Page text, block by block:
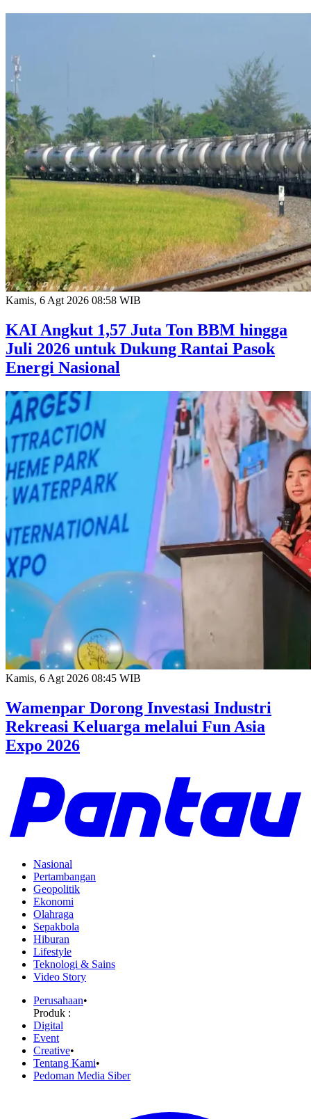
Kamis, 6 Agt 2026 08:58 WIB
KAI Angkut 1,57 Juta Ton BBM hingga
Juli 2026 untuk Dukung Rantai Pasok
Energi Nasional
Kamis, 6 Agt 2026 08:45 WIB
Wamenpar Dorong Investasi Industri
Rekreasi Keluarga melalui Fun Asia
Expo 2026
Nasional
Pertambangan
Geopolitik
Ekonomi
Olahraga
Sepakbola
Hiburan
Lifestyle
Teknologi & Sains
Video Story
Perusahaan•
Produk :
Digital
Event
Creative•
Tentang Kami•
Pedoman Media Siber